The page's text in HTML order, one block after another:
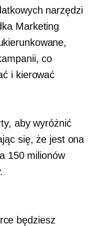
narzędzi
Marketing
co
i kierować
aby wyróżnić
się, że jest ona
150 milionów
będziesz